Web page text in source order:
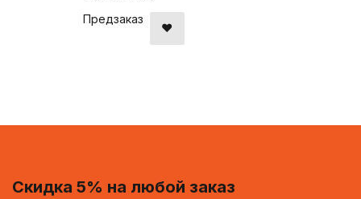
Предзаказ
Скидка 5% на любой заказ